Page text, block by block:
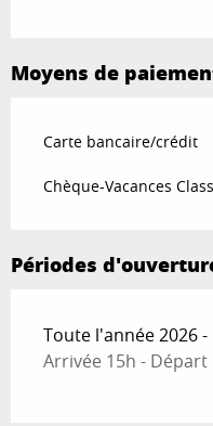
Moyens de
Carte bancaire/crédit
Chèque-Vacances
Périodes
Toute l'année 2026
Arrivée 15h - Départ